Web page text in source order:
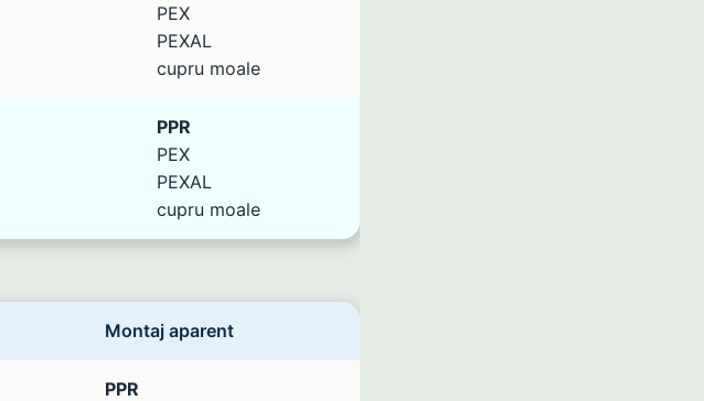
PEX
PEXAL
cupru moale
PPR
PEX
PEXAL
cupru moale
Montaj aparent
PPR